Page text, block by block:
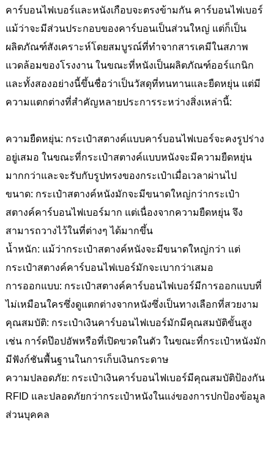
คาร์บอนไฟเบอร์และหนังเกือบจะตรงข้ามกัน คาร์บอนไฟเบอร์
แม้ว่าจะมีส่วนประกอบของคาร์บอนเป็นส่วนใหญ่ แต่ก็เป็น
ผลิตภัณฑ์สังเคราะห์โดยสมบูรณ์ที่ทำจากสารเคมีในสภาพ
แวดล้อมของโรงงาน ในขณะที่หนังเป็นผลิตภัณฑ์ออร์แกนิก
และทั้งสองอย่างนี้ขึ้นชื่อว่าเป็นวัสดุที่ทนทานและยืดหยุ่น แต่มี
ความแตกต่างที่สำคัญหลายประการระหว่างสิ่งเหล่านี้:
ความยืดหยุ่น: กระเป๋าสตางค์แบบคาร์บอนไฟเบอร์จะคงรูปร่าง
อยู่เสมอ ในขณะที่กระเป๋าสตางค์แบบหนังจะมีความยืดหยุ่น
มากกว่าและจะรับกับรูปทรงของกระเป๋าเมื่อเวลาผ่านไป
ขนาด: กระเป๋าสตางค์หนังมักจะมีขนาดใหญ่กว่ากระเป๋า
สตางค์คาร์บอนไฟเบอร์มาก แต่เนื่องจากความยืดหยุ่น จึง
สามารถวางไว้ในที่ต่างๆ ได้มากขึ้น
น้ำหนัก: แม้ว่ากระเป๋าสตางค์หนังจะมีขนาดใหญ่กว่า แต่
กระเป๋าสตางค์คาร์บอนไฟเบอร์มักจะเบากว่าเสมอ
การออกแบบ: กระเป๋าสตางค์คาร์บอนไฟเบอร์มีการออกแบบที่
ไม่เหมือนใครซึ่งดูแตกต่างจากหนังซึ่งเป็นทางเลือกที่สวยงาม
คุณสมบัติ: กระเป๋าเงินคาร์บอนไฟเบอร์มักมีคุณสมบัติขั้นสูง
เช่น การ์ดป๊อปอัพหรือที่เปิดขวดในตัว ในขณะที่กระเป๋าหนังมัก
มีฟังก์ชันพื้นฐานในการเก็บเงินกระดาษ
ความปลอดภัย: กระเป๋าเงินคาร์บอนไฟเบอร์มีคุณสมบัติป้องกัน
RFID และปลอดภัยกว่ากระเป๋าหนังในแง่ของการปกป้องข้อมูล
ส่วนบุคคล